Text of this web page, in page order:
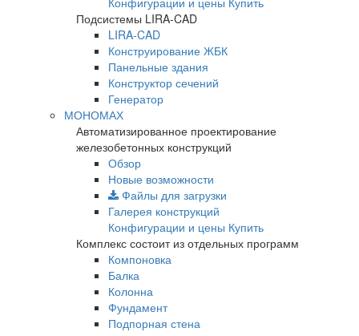
Подсистемы LIRA-CAD
LIRA-CAD
Конструирование ЖБК
Панельные здания
Конструктор сечений
Генератор
МОНОМАХ
Автоматизированное проектирование
железобетонных конструкций
Обзор
Новые возможности
Файлы для загрузки
Галерея конструкций
Конфигурации и цены Купить
Комплекс состоит из отдельных программ
Компоновка
Балка
Колонна
Фундамент
Подпорная стена